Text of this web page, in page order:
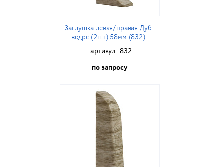
Заглушка левая/правая Дуб
ведре (2шт) 58мм (832)
артикул: 832
по запросу